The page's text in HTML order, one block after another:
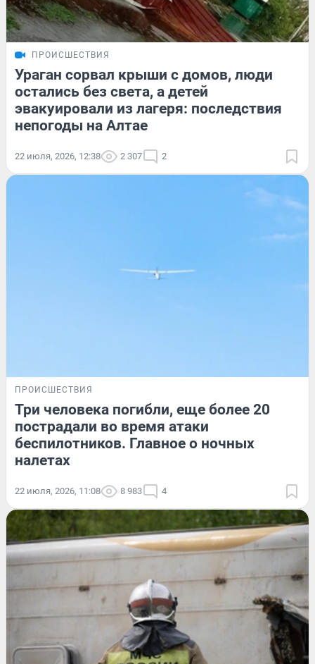
ПРОИСШЕСТВИЯ
Ураган сорвал крыши с домов, люди
остались без света, а детей
эвакуировали из лагеря: последствия
непогоды на Алтае
22 июля, 2026, 12:38 2 307 2
ПРОИСШЕСТВИЯ
Три человека погибли, еще более 20
пострадали во время атаки
беспилотников. Главное о ночных
налетах
22 июля, 2026, 11:08 8 983 4